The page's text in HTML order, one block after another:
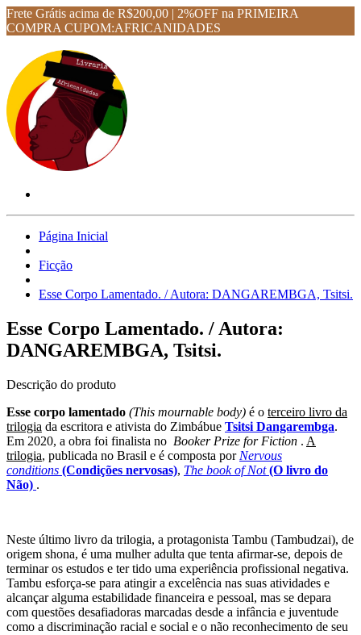
Frete Grátis acima de R$200,00 | 2%OFF na PRIMEIRA
COMPRA CUPOM:AFRICANIDADES
Página Inicial
Ficção
Esse Corpo Lamentado. / Autora: DANGAREMBGA, Tsitsi.
Esse Corpo Lamentado. / Autora:
DANGAREMBGA, Tsitsi.
Descrição do produto
Esse corpo lamentado (This mournable body) é o terceiro livro da
trilogia da escritora e ativista do Zimbábue Tsitsi Dangarembga.
Em 2020, a obra foi finalista no Booker Prize for Fiction . A
trilogia, publicada no Brasil e é composta por Nervous
conditions (Condições nervosas), The book of Not(O livro do
Não) .
Neste último livro da trilogia, a protagonista Tambu (Tambudzai), de
origem shona, é uma mulher adulta que tenta afirmar-se, depois de
terminar os estudos e ter tido uma experiência profissional negativa.
Tambu esforça-se para atingir a excelência nas suas atividades e
alcançar alguma estabilidade financeira e pessoal, mas se depara
com questões desafiadoras marcadas desde a infância e juventude
como a discriminação racial e social e o não reconhecimento de seu